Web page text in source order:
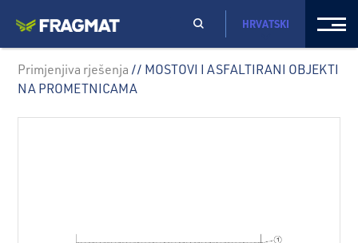
HRVATSKI
Primjenjiva rješenja // MOSTOVI I ASFALTIRANI OBJEKTI
NA PROMETNICAMA